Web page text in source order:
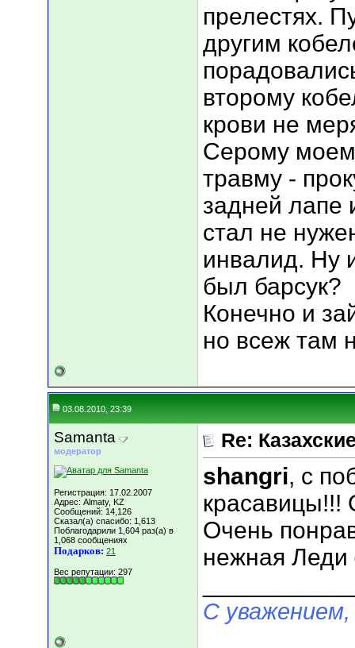
прелестях.
другим
второму
крови не
Серому
травму -
задней лапе
стал не
инвалид. Ну
был барсук?
Конечно и
но всеж там
03.08.2010, 23:39
Samanta
модератор
Регистрация: 17.02.2007
Адрес: Almaty, KZ
Сообщений: 14,126
Сказал(а) спасибо: 1,613
Поблагодарили 1,604 раз(а) в
1,068 сообщениях
Подарков: 21
Вес репутации: 297
Re:
shangri, с
красавицы!!!
Очень
нежная Леди
С